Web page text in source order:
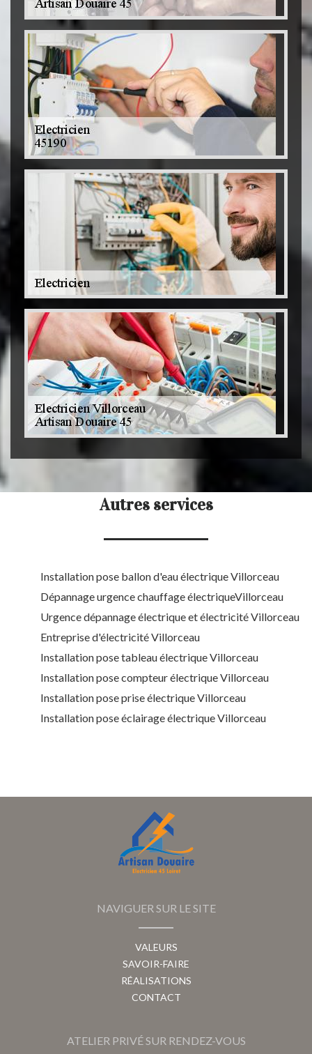
Autres services
Installation pose ballon d'eau électrique Villorceau
Dépannage urgence chauffage électriqueVillorceau
Urgence dépannage électrique et électricité Villorceau
Entreprise d'électricité Villorceau
Installation pose tableau électrique Villorceau
Installation pose compteur électrique Villorceau
Installation pose prise électrique Villorceau
Installation pose éclairage électrique Villorceau
NAVIGUER SUR LE SITE
VALEURS
SAVOIR-FAIRE
RÉALISATIONS
CONTACT
ATELIER PRIVÉ SUR RENDEZ-VOUS